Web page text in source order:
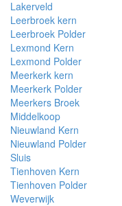
Lakerveld
Leerbroek kern
Leerbroek Polder
Lexmond Kern
Lexmond Polder
Meerkerk kern
Meerkerk Polder
Meerkers Broek
Middelkoop
Nieuwland Kern
Nieuwland Polder
Sluis
Tienhoven Kern
Tienhoven Polder
Weverwijk